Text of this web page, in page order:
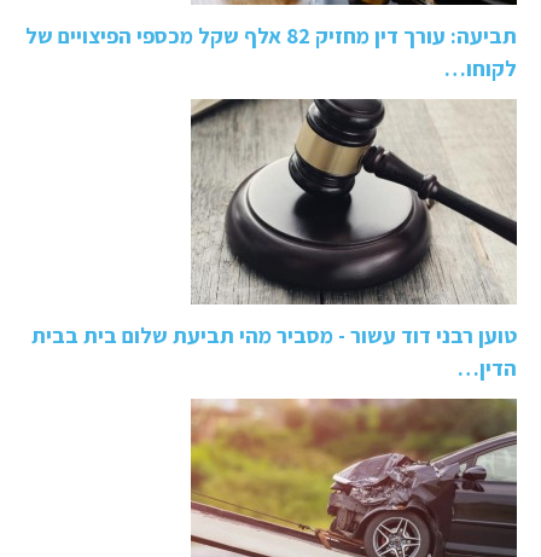
תביעה: עורך דין מחזיק 82 אלף שקל מכספי הפיצויים של
לקוחו…
טוען רבני דוד עשור - מסביר מהי תביעת שלום בית בבית
הדין…